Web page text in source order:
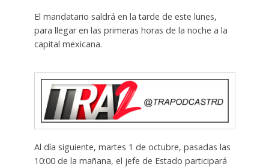
El mandatario saldrá en la tarde de este lunes,
para llegar en las primeras horas de la noche a la
capital mexicana.
Al día siguiente, martes 1 de octubre, pasadas las
10:00 de la mañana, el jefe de Estado participará